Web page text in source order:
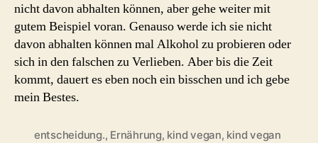
nicht davon abhalten können, aber gehe weiter mit
gutem Beispiel voran. Genauso werde ich sie nicht
davon abhalten können mal Alkohol zu probieren oder
sich in den falschen zu Verlieben. Aber bis die Zeit
kommt, dauert es eben noch ein bisschen und ich gebe
mein Bestes.
entscheidung., Ernährung, kind vegan, kind vegan